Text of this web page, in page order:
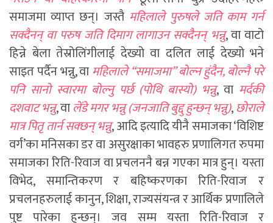
समाजमा व्याप्त छन्। जस्तै महिलाले पुरुषले जति काम गर्न
सक्दैनन् वा परुष जति दिमाग लागाउन सक्दैनन् भन्नु, वा वाटो
हिन्ने बेला तेस्रोलिंगीलाई देख्यो वा दलित लाई देख्यो भने
साइत पर्दैन भन्नु, वा महिलाले “समाजमा” बोल्न हुंदैन, बोल्नै परे
पनि सानो स्वारमा बोल्नु पर्छ (पोथि बास्यो) भन्नु, वा मर्दकी
दशवाट भन्नु, वालेंडे मगर भन्नु (जनजाति बुद्दु हुन्छन् भन्नु),छोराले
मात्र पितृ तार्न सक्छन् भन्नु, आदि इत्यादि यीनै समाजका ‘विशिष्ट
वर्ग’का मनिसका डर वा असुरक्षाका भावहरु प्रणालिगत रुपमा
समाजका रिति-रिवाज वा प्रचलननै बन्न गएका मात्र हुन्। यस्ता
विभेद, समान्तिकरण र बहिष्करणका रिति-रिवाज र
प्रचलनहरुलाई कानुन, शिक्षा, राज्यसंयन्त्र र आर्थिक प्रणालिले
पुष्ट पारेका हुन्छन्। जव सम्म यस्ता रिति-रिवाज र